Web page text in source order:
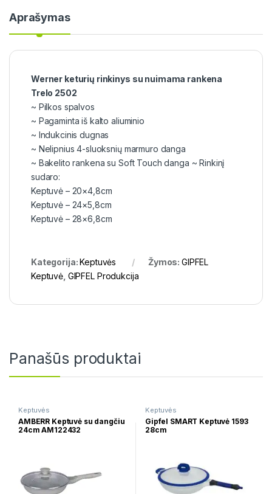
Aprašymas
Werner keturių rinkinys su nuimama rankena
Trelo 2502
~ Pilkos spalvos
~ Pagaminta iš kalto aliuminio
~ Indukcinis dugnas
~ Nelipnius 4-sluoksnių marmuro danga
~ Bakelito rankena su Soft Touch danga ~ Rinkinį
sudaro:
Keptuvė – 20×4,8cm
Keptuvė – 24×5,8cm
Keptuvė – 28×6,8cm
Kategorija:Keptuvės Žymos: GIPFEL
Keptuvė GIPFEL Produkcija
Panašūs produktai
Keptuvės
AMBERR Keptuvė su dangčiu
24cm AM122432
Keptuvės
Gipfel SMART Keptuvė 1593
28cm